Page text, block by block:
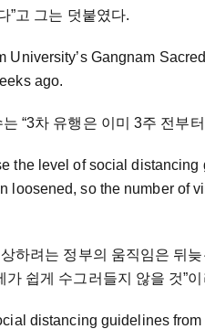
”고 그는 덧붙였다.
University’s Gangnam
ago.
“3차 유행은 이미 3주 전부
the level of social
loosened, so the number of
하려는 정부의 움직임은 뒤
쉽게 수그러들지 않을 것”
distancing guidelines